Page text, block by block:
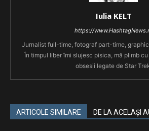
Iulia KELT
https://
Jurnalist full-time, fotograf part-time,
În timpul liber îmi slujesc pisica, mă plimb
obsesii legate de Star
ARTICOLE SIMILARE DE LA ACELAȘI